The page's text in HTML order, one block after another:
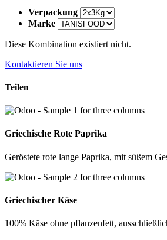
Verpackung
Marke
Diese Kombination existiert nicht.
Kontaktieren Sie uns
Teilen
Griechische Rote Paprika
Geröstete rote lange Paprika, mit süßem
Griechischer Käse
100% Käse ohne pflanzenfett,